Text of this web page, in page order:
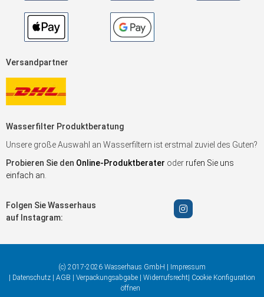
Versandpartner
Wasserfilter Produktberatung
Unsere große Auswahl an Wasserfiltern ist erstmal zuviel des Guten?
Probieren Sie den Online-Produktberater oder rufen Sie uns
einfach an
Folgen Sie Wasserhaus
auf Instagram:
(c) 2017-2026 Wasserhaus GmbH |
Impressum
Datenschutz AGB Verpackungsabgabe Widerrufsrecht Cookie Konfiguration
öffnen